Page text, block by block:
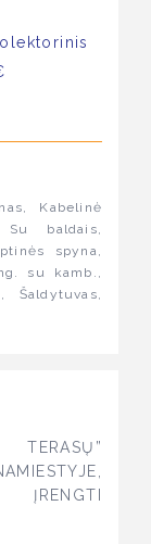
Kabelinė
Su baldais,
spyna,
su kamb.,
Šaldytuvas,
TERASŲ”
ĮRENGTI